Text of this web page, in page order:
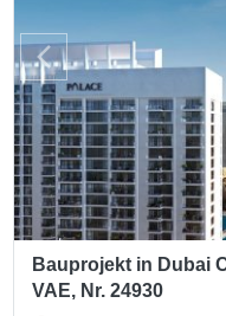
Bauprojekt in Dubai
VAE, Nr. 24930